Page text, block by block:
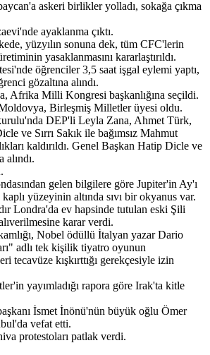
askeri birlikler yolladı, sokağa çıkma
ayaklanma çıktı.
yüzyılın sonuna dek, tüm CFC'lerin
yasaklanmasını kararlaştırıldı.
öğrenciler 3,5 saat işgal eylemi yaptı,
gözaltına alındı.
Afrika Milli Kongresi başkanlığına seçildi.
Birleşmiş Milletler üyesi oldu.
DEP'li Leyla Zana, Ahmet Türk,
ve Sırrı Sakık ile bağımsız Mahmut
kaldırıldı. Genel Başkan Hatip Dicle ve
alındı.
gelen bilgilere göre Jupiter'in Ay'ı
yüzeyinin altında sıvı bir okyanus var.
Londra'da ev hapsinde tutulan eski Şili
karar verdi.
Nobel ödüllü İtalyan yazar Dario
adlı tek kişilik tiyatro oyunun
tecavüze kışkırttığı gerekçesiyle izin
yayımladığı rapora göre Irak'ta kitle
İsmet İnönü'nün büyük oğlu Ömer
vefat etti.
protestoları patlak verdi.